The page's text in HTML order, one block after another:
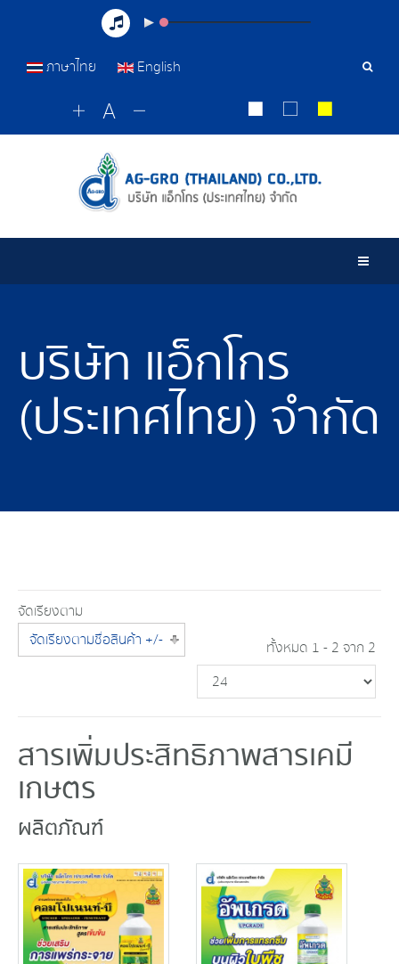
เครื่อ
ภาษาไทย English
บริษัท แอ็กโกร
(ประเทศไทย) จำกัด
จัดเรียงตาม
จัดเรียงตามชื่อสินค้า +/-
ทั้งหมด 1 - 2 จาก 2
สารเพิ่มประสิทธิภาพสารเคมี
เกษตร
ผลิตภัณฑ์